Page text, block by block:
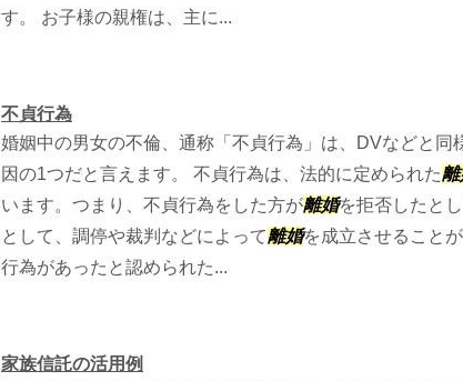
す。 お子様の親権は、主に...
不貞行為
婚姻中の男女の不倫、通称「不貞行為」は、DVなどと同
因の1つだと言えます。 不貞行為は、法的に定められた離
います。つまり、不貞行為をした方が離婚を拒否したと
として、調停や裁判などによって離婚を成立させること
行為があったと認められた...
家族信託の活用例